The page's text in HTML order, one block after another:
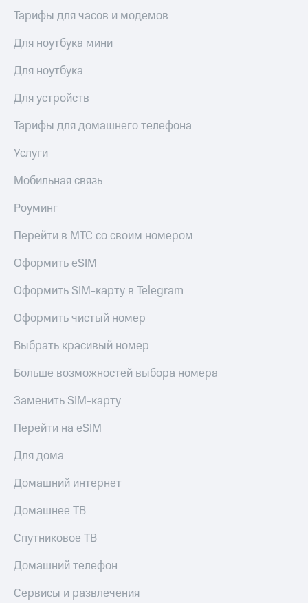
аудит
акций
Описание
приобретения
выкупа
акций
облигаций
о
именных
Другое
Регистратор
Контакты
деловая этика
Тарифы для часов и модемов
Для ноутбука мини
Для ноутбука
Для устройств
Тарифы для домашнего телефона
Услуги
Мобильная связь
Роуминг
Перейти в МТС со своим номером
Оформить eSIM
Оформить SIM-карту в Telegram
Оформить чистый номер
Выбрать красивый номер
Больше возможностей выбора номера
Заменить SIM-карту
Перейти на eSIM
Для дома
Домашний интернет
Домашнее ТВ
Спутниковое ТВ
Домашний телефон
Сервисы и развлечения